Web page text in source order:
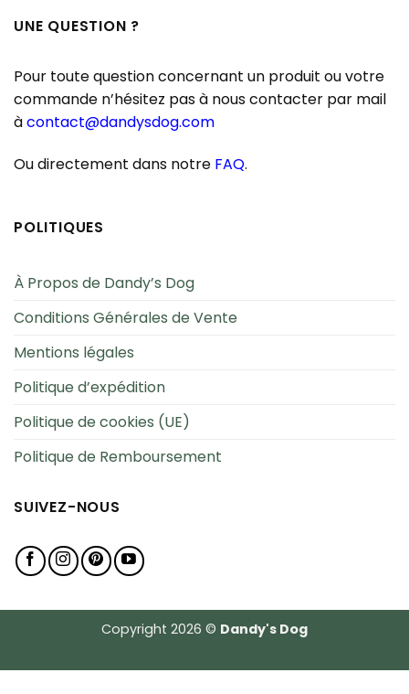
UNE QUESTION ?
Pour toute question concernant un produit ou votre
commande n’hésitez pas à nous contacter par mail
àcontact@dandysdog.com
Ou directement dans notre FAQ.
POLITIQUES
À Propos de Dandy’s Dog
Conditions Générales de Vente
Mentions légales
Politique d’expédition
Politique de cookies (UE)
Politique de Remboursement
SUIVEZ-NOUS
Copyright 2026 © Dandy's Dog